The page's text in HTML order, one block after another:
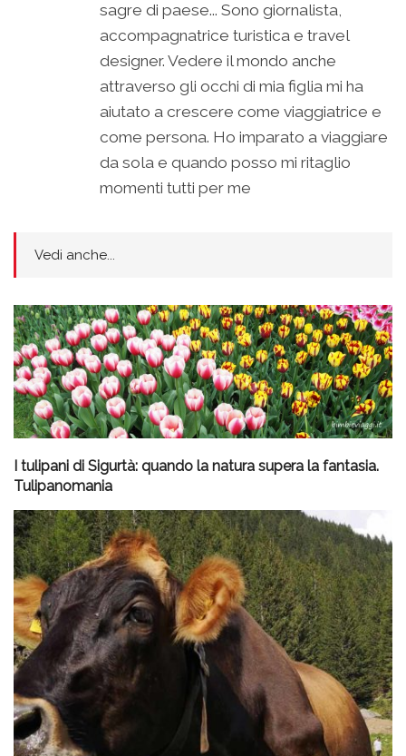
sagre di paese... Sono giornalista,
accompagnatrice turistica e travel
designer. Vedere il mondo anche
attraverso gli occhi di mia figlia mi ha
aiutato a crescere come viaggiatrice e
come persona. Ho imparato a viaggiare
da sola e quando posso mi ritaglio
momenti tutti per me
Vedi anche...
I tulipani di Sigurtà: quando la natura supera la fantasia.
Tulipanomania